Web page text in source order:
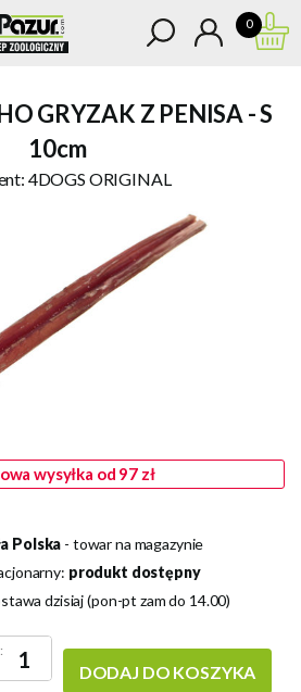
0
GRYZAK Z PENISA - S
10cm
4DOGS ORIGINAL
wysyłka od 97 zł
Polska - towar na magazynie
produkt dostępny
dzisiaj (pon-pt zam do 14.00)
DODAJ DO KOSZYKA